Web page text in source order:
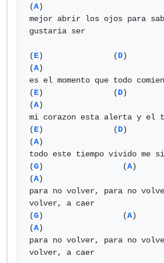
(A)
mejor abrir los ojos para
gustaria ser
(E)               (D)
(A)
es el momento que todo
(E)               (D)
(A)
mi corazon esta alerta y el
(E)               (D)
(A)
todo este tiempo vivido me
(G)                 (A)
(A)
para no volver, para no
volver, a caer
(G)                 (A)
(A)
para no volver, para no
volver, a caer